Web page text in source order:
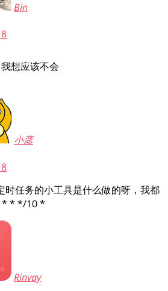
Bin
我想应该不会
小彦
时任务的小工具是什么做的呀，我都
* * */10 *
Rinvay